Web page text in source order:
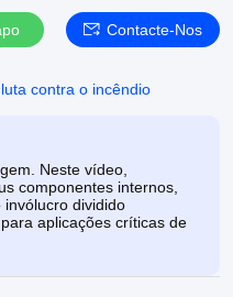
Contacte-Nos
contra o incêndio
Neste vídeo,
componentes internos,
dividido
aplicações críticas de